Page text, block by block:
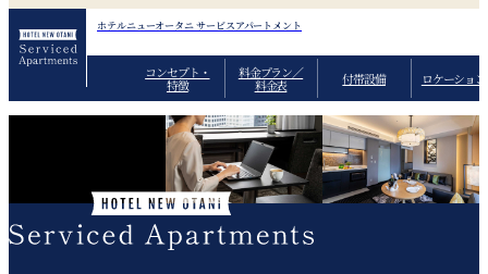
ホテルニューオータニ サービスアパートメント
コンセプト・
特徴
料金プラン／
料金表 付帯設備 ロケーション